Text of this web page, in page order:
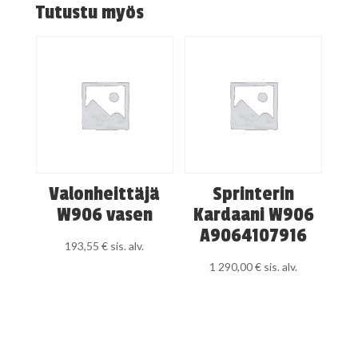
Tutustu myös
Valonheittäjä
W906 vasen
193,55€ sis. alv.
Sprinterin
Kardaani W906
A9064107916
1 290,00€ sis. alv.